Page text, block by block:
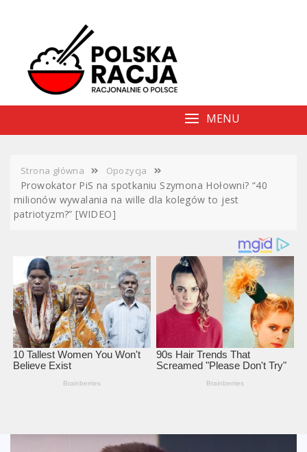
MENU
Strona główna Opozycja
Prowokator PiS na spotkaniu Szymona Hołowni? “40
milionów wywalania na wille dla kolegów to jest
patriotyzm?” [WIDEO]